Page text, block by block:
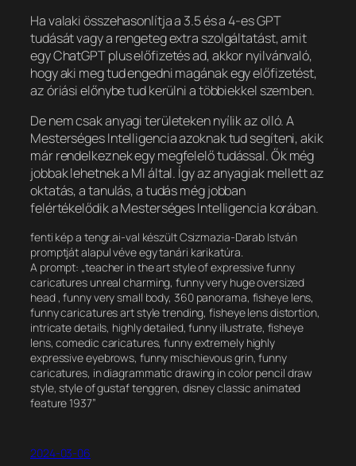
Ha valaki összehasonlítja a 3.5 és a 4-es GPT
tudását vagy a rengeteg extra szolgáltatást, amit
egy ChatGPT plus előfizetés ad, akkor nyilvánvaló,
hogy aki meg tud engedni magának egy előfizetést,
az óriási előnybe tud kerülni a többiekkel szemben.
De nem csak anyagi területeken nyílik az olló. A
Mesterséges Intelligencia azoknak tud segíteni, akik
már rendelkeznek egy megfelelő tudással. Ők még
jobbak lehetnek a MI által. Így az anyagiak mellett az
oktatás, a tanulás, a tudás még jobban
felértékelődik a Mesterséges Intelligencia korában.
fenti kép a tengr.ai-val készült Csizmazia-Darab István
promptját alapul véve egy tanári karikatúra.
A prompt: „teacher in the art style of expressive funny
caricatures unreal charming, funny very huge oversized
head , funny very small body, 360 panorama, fisheye lens,
funny caricatures art style trending, fisheye lens distortion,
intricate details, highly detailed, funny illustrate, fisheye
lens, comedic caricatures, funny extremely highly
expressive eyebrows, funny mischievous grin, funny
caricatures, in diagrammatic drawing in color pencil draw
style, style of gustaf tenggren, disney classic animated
feature 1937”
2024-03-06